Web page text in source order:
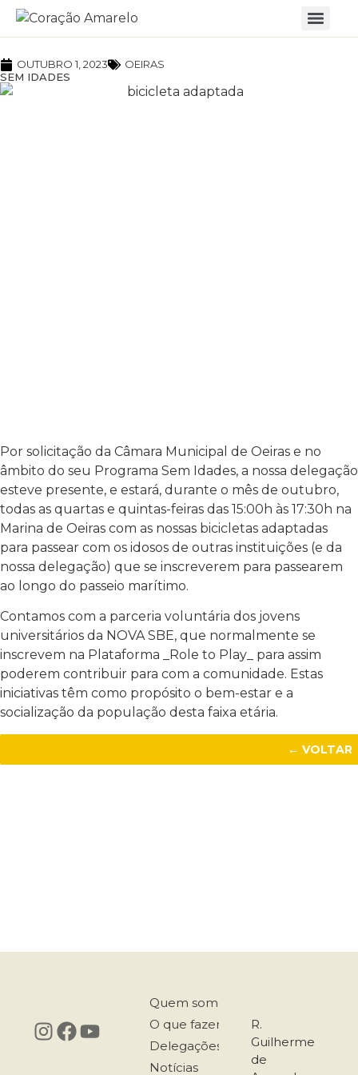
OUTUBRO 1, 2023
OEIRAS
SEM IDADES
Por solicitação da Câmara Municipal de Oeiras e no
âmbito do seu Programa Sem Idades, a nossa delegação
esteve presente, e estará, durante o mês de outubro,
todas as quartas e quintas-feiras das 15:00h às 17:30h na
Marina de Oeiras com as nossas bicicletas adaptadas
para passear com os idosos de outras instituições (e da
nossa delegação) que se inscreverem para passearem
ao longo do passeio marítimo.
Contamos com a parceria voluntária dos jovens
universitários da NOVA SBE, que normalmente se
inscrevem na Plataforma _Role to Play_ para assim
poderem contribuir para com a comunidade. Estas
iniciativas têm como propósito o bem-estar e a
socialização da população desta faixa etária.
← VOLTAR
Quem somos
O que fazemos
Delegações
Notícias
R.
Guilherme
de